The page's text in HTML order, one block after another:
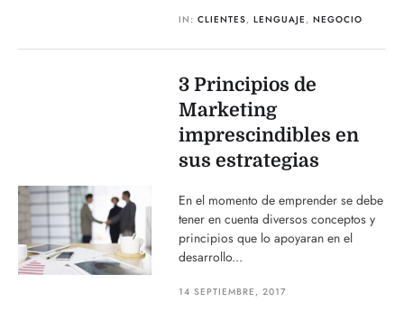
IN:CLIENTES,LENGUAJE ,NEGOCIO
3 Principios de
Marketing
imprescindibles en
sus estrategias
En el momento de emprender se debe
tener en cuenta diversos conceptos y
principios que lo apoyaran en el
desarrollo...
14 SEPTIEMBRE, 2017